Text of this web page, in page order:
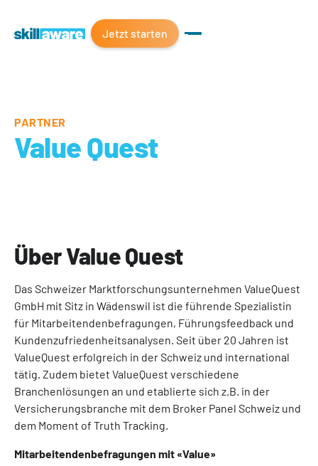
Jetzt starten
PARTNER
Value Quest
Über Value Quest
Das Schweizer Marktforschungsunternehmen ValueQuest
GmbH mit Sitz in Wädenswil ist die führende Spezialistin
für Mitarbeitendenbefragungen, Führungsfeedback und
Kundenzufriedenheitsanalysen. Seit über 20 Jahren ist
ValueQuest erfolgreich in der Schweiz und international
tätig. Zudem bietet ValueQuest verschiedene
Branchenlösungen an und etablierte sich z.B. in der
Versicherungsbranche mit dem Broker Panel Schweiz und
dem Moment of Truth Tracking.
Mitarbeitendenbefragungen mit «Value»